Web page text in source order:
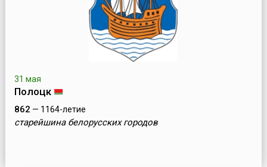
31 мая
Полоцк
862 — 1164-летие
старейшина белорусских городов